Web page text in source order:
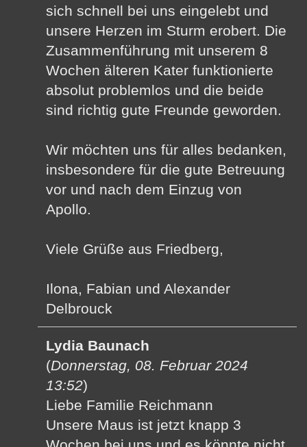
sich schnell bei uns eingelebt und
unsere Herzen im Sturm erobert. Die
Zusammenführung mit unserem 8
Wochen älteren Kater funktionierte
absolut problemlos und die beide
sind richtig gute Freunde geworden.
Wir möchten uns für alles bedanken,
insbesondere für die gute Betreuung
vor und nach dem Einzug von
Apollo.
Viele Grüße aus Friedberg,
Ilona, Fabian und Alexander
Delbrouck
Lydia Baunach
(Donnerstag, 08. Februar 2024
13:52)
Liebe Familie Reichmann
Unsere Maus ist jetzt knapp 3